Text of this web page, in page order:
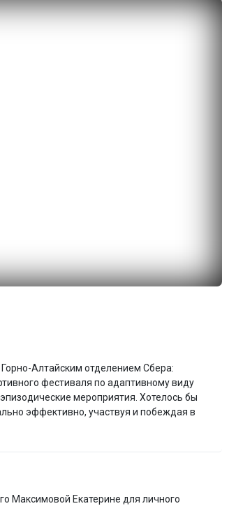
Алтайским отделением Сбера:
фестиваля по адаптивному виду
мероприятия. Хотелось бы
эффективно, участвуя и побеждая в
Максимовой Екатерине для личного